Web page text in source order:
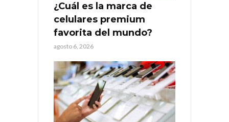
¿Cuál es la marca de
celulares premium
favorita del mundo?
agosto 6, 2026